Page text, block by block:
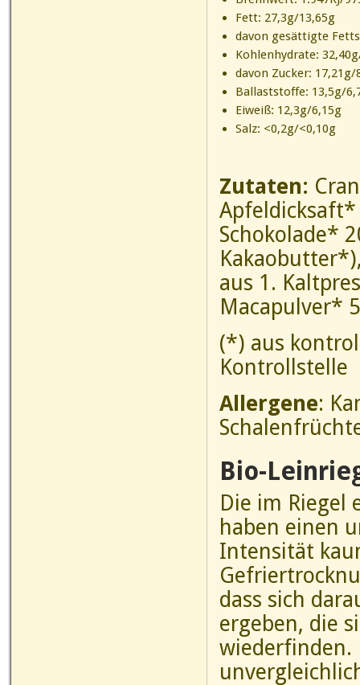
Fett: 27,3g/13,65g
davon gesättigte
Kohlenhydrate:
davon Zucker: 17,21g/
Ballaststoffe: 13,5g/
Eiweiß: 12,3g/6,15g
Salz: <0,2g/<0,10g
Zutaten:
Schokolade*
aus 1.
Macapulver*
(*) aus
Kontrollstelle
Allergene:
Bio-
Die im Riegel
haben einen
Intensität
dass sich
ergeben, die
wiederfinden.